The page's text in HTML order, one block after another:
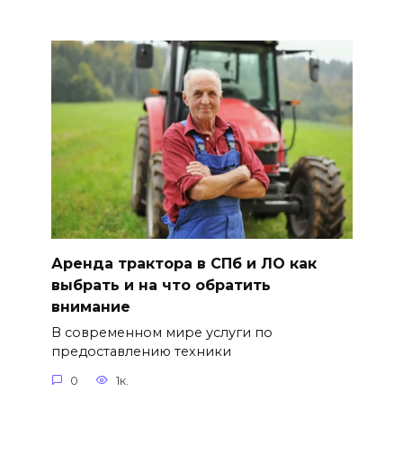
Аренда трактора в СПб и ЛО как
выбрать и на что обратить
внимание
В современном мире услуги по
предоставлению техники
0 1к.